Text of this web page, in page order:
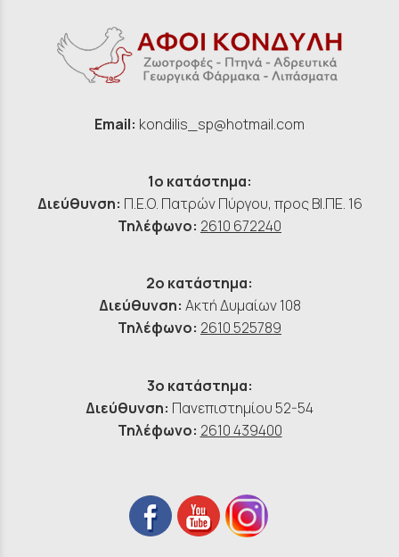
Email: kondilis_sp@hotmail.com
1ο κατάστημα:
Διεύθυνση: Π.Ε.Ο. Πατρών Πύργου, προς ΒΙ.ΠΕ. 16
Τηλέφωνο: 2610 672240
2ο κατάστημα:
Διεύθυνση: Ακτή Δυμαίων 108
Τηλέφωνο: 2610 525789
3ο κατάστημα:
Διεύθυνση: Πανεπιστημίου 52-54
Τηλέφωνο: 2610 439400